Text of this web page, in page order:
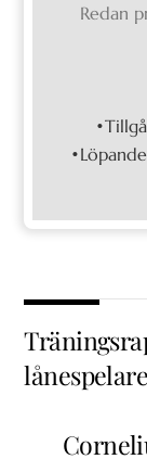
Redan